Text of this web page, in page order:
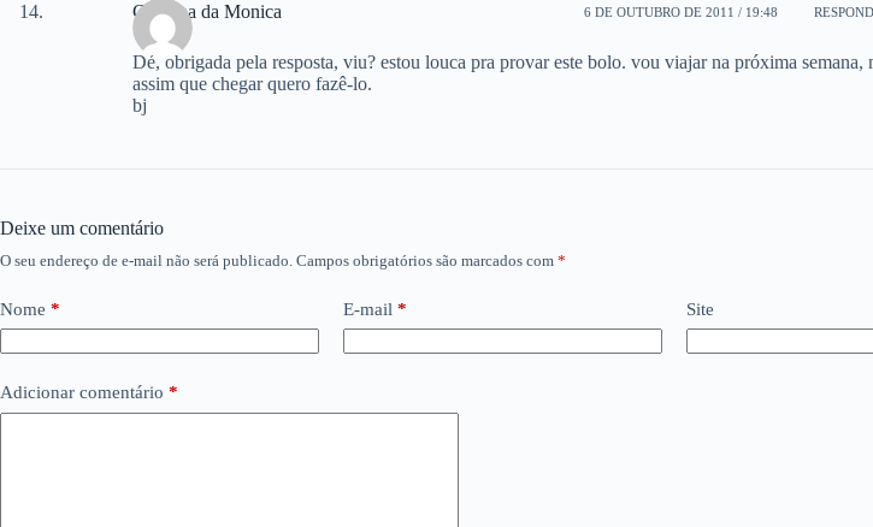
Cozinha da Monica 6 DE OUTUBRO DE 2011 / 19:48
Dé, obrigada pela resposta, viu? estou louca pra provar este bolo. vou viajar na próxima semana,
assim que chegar quero fazê-lo.
bj
Deixe um comentário
O seu endereço de e-mail não será publicado. Campos obrigatórios são marcados com *
Nome * E-mail * Site
Adicionar comentário *